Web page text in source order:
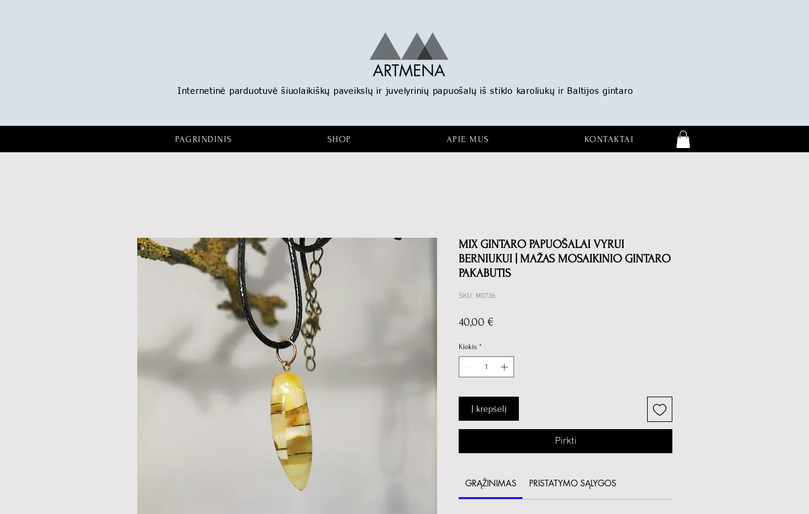
Internetinė parduotuvė šiuolaikiškų paveikslų ir juvelyrinių papuošalų iš stiklo karoliukų ir Baltijos gintaro
PAGRINDINIS SHOP APIE MUS KONTAKTAI
MIX GINTARO PAPUOŠALAI VYRUI
BERNIUKUI | MAŽAS MOSAIKINIO GINTARO
PAKABUTIS
SKU: M0736
40,00 €
Kiekis *
Į krepšelį
Pirkti
GRĄŽINIMAS PRISTATYMO SĄLYGOS